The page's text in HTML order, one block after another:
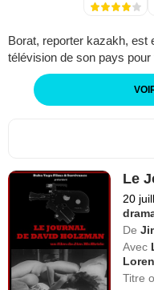
Borat, reporter kazakh, est
télévision de son pays
Le
20
De
Avec
Titre